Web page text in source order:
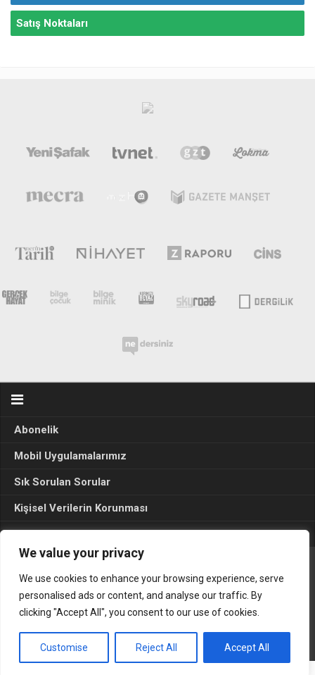
We value your privacy
We use cookies to enhance your browsing experience, serve
personalised ads or content, and analyse our traffic. By
clicking "Accept All", you consent to our use of cookies.
Customise Reject All Accept All
Satış Noktaları
Abonelik
Mobil Uygulamalarımız
Sık Sorulan Sorular
Kişisel Verilerin Korunması
Seçim Sonuçları 2024
Gerçek Hayat © 2015. Her hakkı sakldır.